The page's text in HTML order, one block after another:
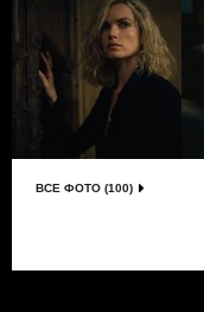
ВСЕ ФОТО (100)